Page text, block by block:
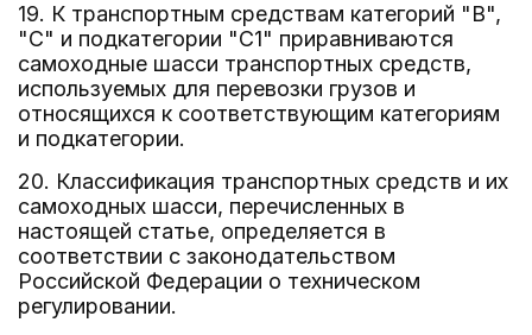
19. К транспортным средствам категорий "B",
"C" и подкатегории "C1" приравниваются
самоходные шасси транспортных средств,
используемых для перевозки грузов и
относящихся к соответствующим категориям
и подкатегории.
20. Классификация транспортных средств и их
самоходных шасси, перечисленных в
настоящей статье, определяется в
соответствии с законодательством
Российской Федерации о техническом
регулировании.